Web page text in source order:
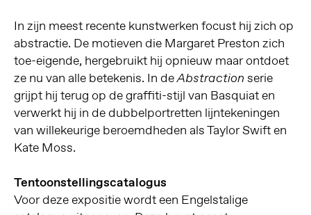
In zijn meest recente kunstwerken focust hij zich op
abstractie. De motieven die Margaret Preston zich
toe-eigende, hergebruikt hij opnieuw maar ontdoet
ze nu van alle betekenis. In deAbstraction serie
grijpt hij terug op de graffiti-stijl van Basquiat en
verwerkt hij in de dubbelportretten lijntekeningen
van willekeurige beroemdheden als Taylor Swift en
Kate Moss.
Tentoonstellingscatalogus
Voor deze expositie wordt een Engelstalige